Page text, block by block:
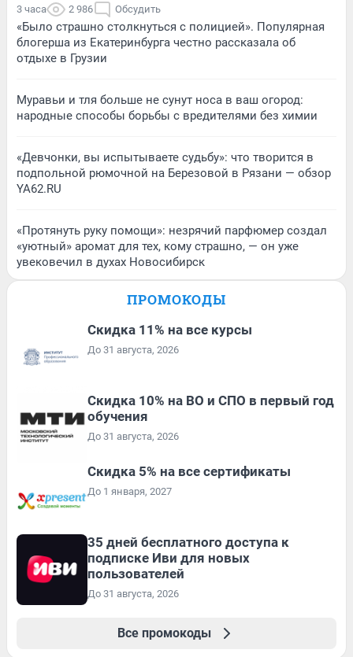
3 часа 2 986 Обсудить
«Было страшно столкнуться с полицией». Популярная
блогерша из Екатеринбурга честно рассказала об
отдыхе в Грузии
Муравьи и тля больше не сунут носа в ваш огород:
народные способы борьбы с вредителями без химии
«Девчонки, вы испытываете судьбу»: что творится в
подпольной рюмочной на Березовой в Рязани — обзор
YA62.RU
«Протянуть руку помощи»: незрячий парфюмер создал
«уютный» аромат для тех, кому страшно, — он уже
увековечил в духах Новосибирск
ПРОМОКОДЫ
Скидка 11% на все курсы
До 31 августа, 2026
Скидка 10% на ВО и СПО в первый год
обучения
До 31 августа, 2026
Скидка 5% на все сертификаты
До 1 января, 2027
35 дней бесплатного доступа к
подписке Иви для новых
пользователей
До 31 августа, 2026
Все промокоды